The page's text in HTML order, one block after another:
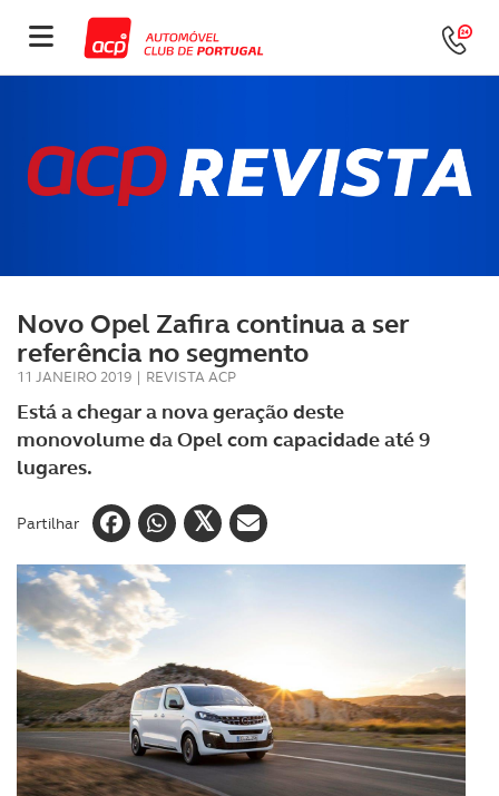
Novo Opel Zafira continua a ser
referência no segmento
11 JANEIRO 2019 | REVISTA ACP
Está a chegar a nova geração deste
monovolume da Opel com capacidade até 9
lugares.
Partilhar